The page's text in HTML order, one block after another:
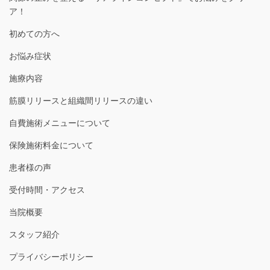
ア！
初めての方へ
お悩み症状
施療内容
筋膜リリースと組織間リリースの違い
自費施術メニューについて
保険施術料金について
患者様の声
受付時間・アクセス
当院概要
スタッフ紹介
プライバシーポリシー